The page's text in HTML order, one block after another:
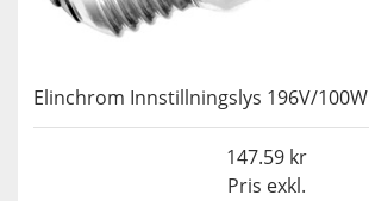
Elinchrom Innstillningslys 196V/100W
Pris exkl.
147.59